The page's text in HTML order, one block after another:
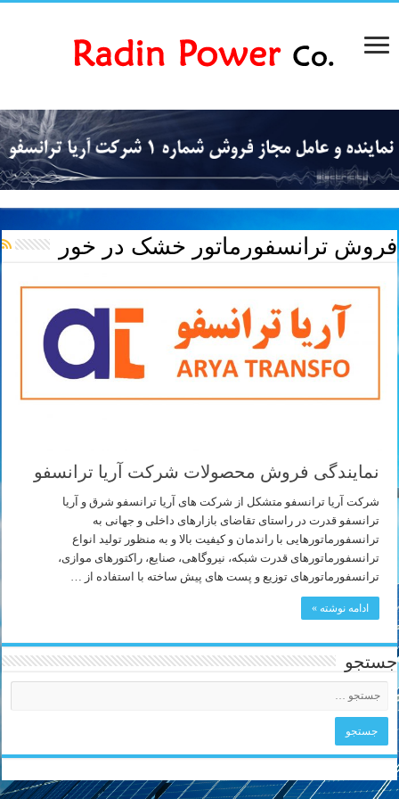
فروش ترانسفورماتور خشک در خور
نمایندگی فروش محصولات شرکت آریا ترانسفو
شرکت آریا ترانسفو متشکل از شرکت های آریا ترانسفو شرق و آریا
ترانسفو قدرت در راستای تقاضای بازارهای داخلی و جهانی به
ترانسفورماتورهایی با راندمان و کیفیت بالا و به منظور تولید انواع
ترانسفورماتورهای قدرت شبکه، نیروگاهی، صنایع، راکتورهای موازی،
ترانسفورماتورهای توزیع و پست های پیش ساخته با استفاده از …
ادامه نوشته »
جستجو